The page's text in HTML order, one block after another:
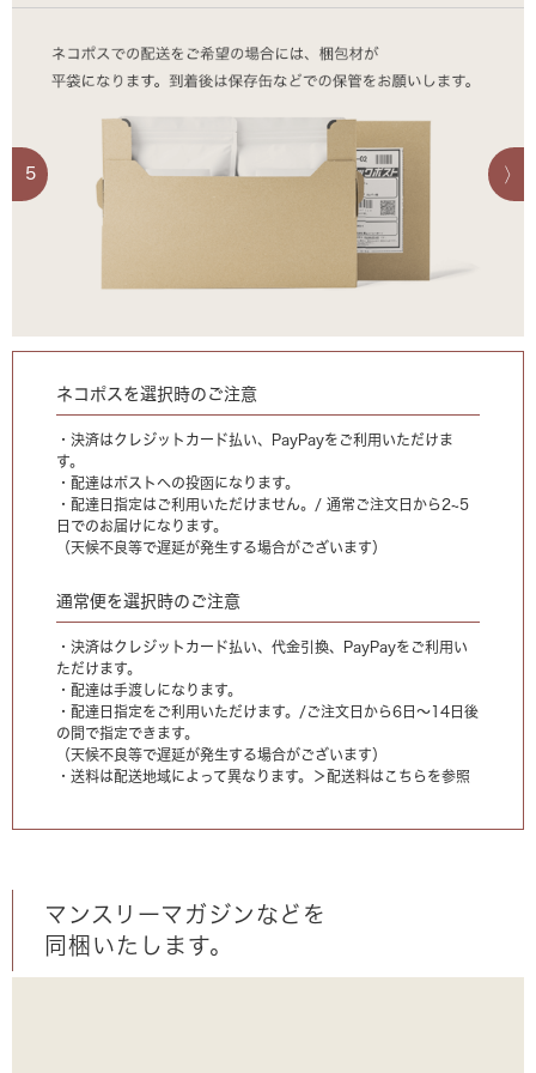
5
ネコポスを選択時のご注意
・決済はクレジットカード払い、PayPayをご利用いただけま
す。
・配達はポストへの投函になります。
・配達日指定はご利用いただけません。/ 通常ご注文日から2~5
日でのお届けになります。
（天候不良等で遅延が発生する場合がございます）
通常便を選択時のご注意
・決済はクレジットカード払い、代金引換、PayPayをご利用い
ただけます。
・配達は手渡しになります。
・配達日指定をご利用いただけます。/ご注文日から6日〜14日後
の間で指定できます。
（天候不良等で遅延が発生する場合がございます）
・送料は配送地域によって異なります。
＞配送料はこちらを参照
マンスリーマガジンなどを
同梱いたします。